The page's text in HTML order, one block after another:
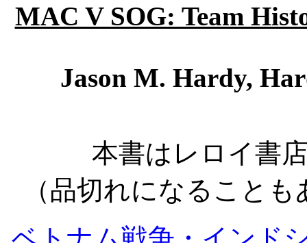
MAC V SOG: Team
Jason M. Hardy,
本書はレロイ書
（品切れになること